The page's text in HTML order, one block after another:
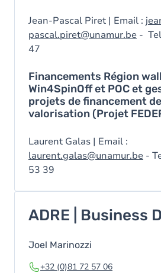
Jean-Pascal Piret | Email :
pascal.piret@unamur.be -
47
Financements Région
Win4SpinOff et POC et
projets de financement
valorisation (Projet
Laurent Galas | Email :
laurent.galas@unamur.be -
53 39
ADRE | Business
Joel Marinozzi
+32 (0)81 72 57 06